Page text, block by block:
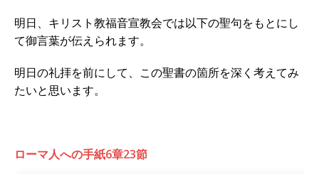
[ヨナ⑤]裁きたくない神様の心情、これと同じくこう
だと万物を通して語られる神様
明日、キリスト教福音宣教会では以下の聖句をもとにし
て御言葉が伝えられます。
明日の礼拝を前にして、この聖書の箇所を深く考えてみ
たいと思います。
ローマ人への手紙6章23節